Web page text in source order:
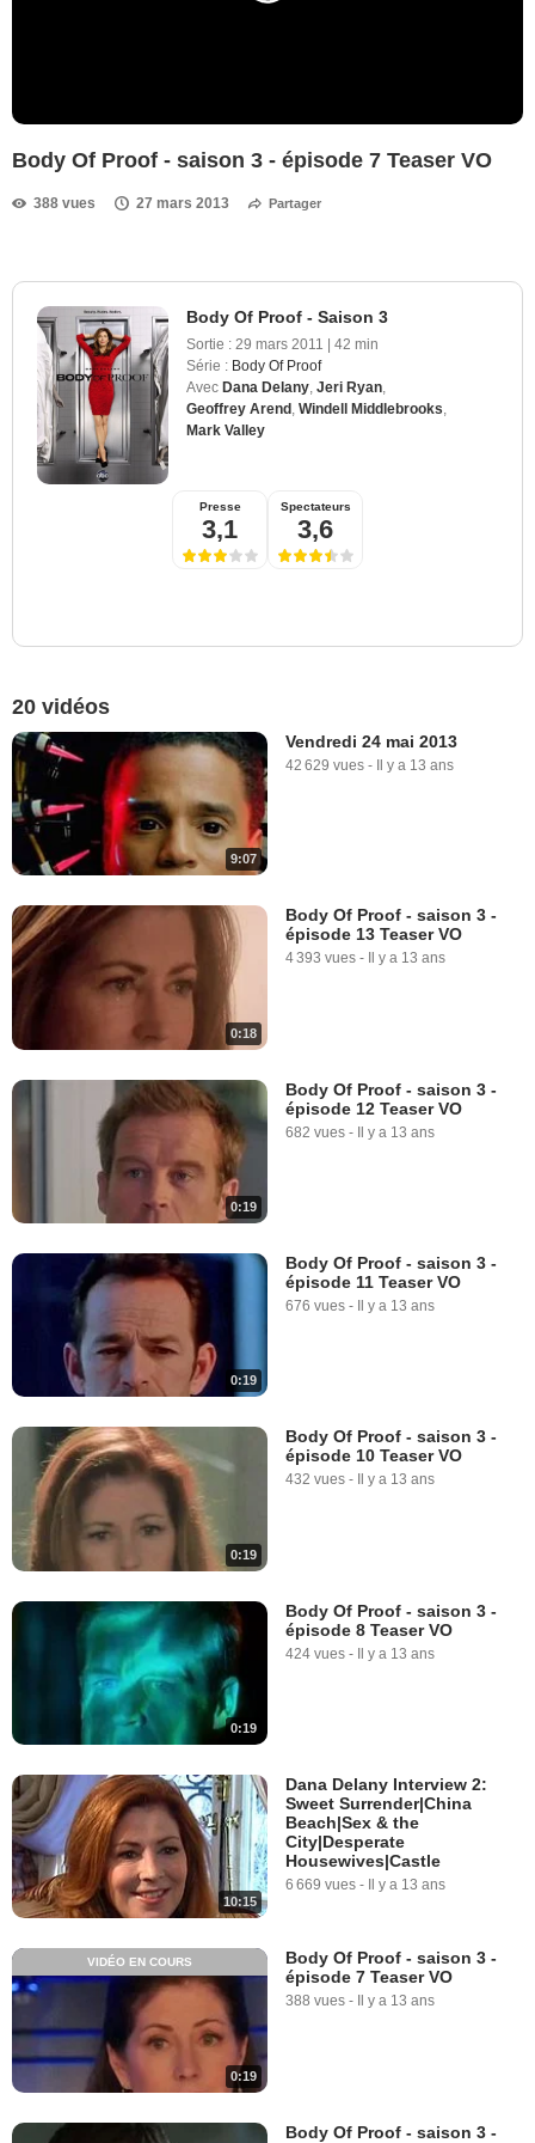
Body Of Proof - saison 3 - épisode 7 Teaser VO
388 vues 27 mars 2013 Partager
Body Of Proof - Saison 3
Sortie : 29 mars 2011 | 42 min
Série : Body Of Proof
Avec Dana Delany Jeri Ryan
Geoffrey Arend Windell Middlebrooks
Mark Valley
Presse
3,1
Spectateurs
3,6
20 vidéos
9:07
Vendredi 24 mai 2013
42 629 vues - Il y a 13 ans
0:18
Body Of Proof - saison 3 -
épisode 13 Teaser VO
4 393 vues - Il y a 13 ans
0:19
Body Of Proof - saison 3 -
épisode 12 Teaser VO
682 vues - Il y a 13 ans
0:19
Body Of Proof - saison 3 -
épisode 11 Teaser VO
676 vues - Il y a 13 ans
0:19
Body Of Proof - saison 3 -
épisode 10 Teaser VO
432 vues - Il y a 13 ans
0:19
Body Of Proof - saison 3 -
épisode 8 Teaser VO
424 vues - Il y a 13 ans
10:15
Dana Delany Interview 2:
Sweet Surrender|China
Beach|Sex & the
City|Desperate
Housewives|Castle
6 669 vues - Il y a 13 ans
0:19
VIDÉO EN COURS
Body Of Proof - saison 3 -
épisode 7 Teaser VO
388 vues - Il y a 13 ans
Body Of Proof - saison 3 -